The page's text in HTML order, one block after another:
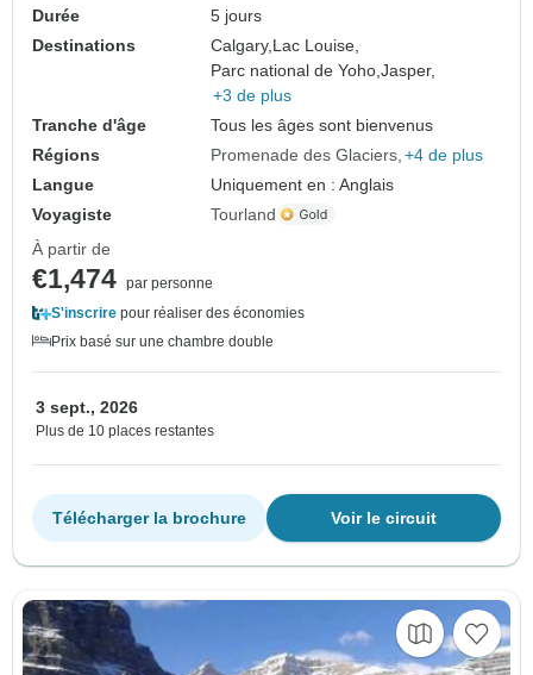
Durée
5 jours
Destinations
Calgary, Lac Louise,
Parc national de Yoho,Jasper,
+3 de plus
Tranche d'âge
Tous les âges sont bienvenus
Régions
Promenade des Glaciers +4 de plus
Langue
Uniquement en : Anglais
Voyagiste
Tourland
À partir de
€1,474 par personne
S'inscrire pour réaliser des économies
Prix basé sur une chambre double
3 sept., 2026
Plus de 10 places restantes
Voir le circuit
Télécharger la brochure